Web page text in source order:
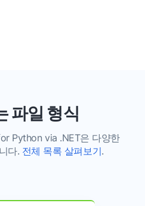
파일 형식
Python via .NET은 다양한
다. 전체 목록 살펴보기.